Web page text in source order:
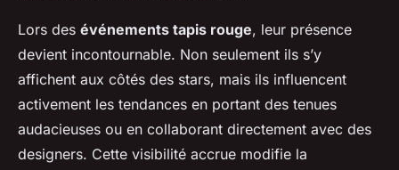
Lors des événements tapis rouge, leur présence
devient incontournable. Non seulement ils s’y
affichent aux côtés des stars, mais ils influencent
activement les tendances en portant des tenues
audacieuses ou en collaborant directement avec des
designers. Cette visibilité accrue modifie la